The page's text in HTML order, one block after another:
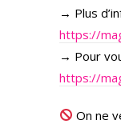
→ Plus
https://
→ Pour
https://
On ne